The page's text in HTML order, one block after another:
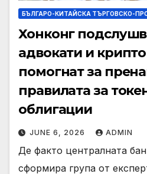
БЪЛГАРО-КИТАЙСКА ТЪРГОВСКО-
Хонконг
адвокати и
помогнат за
правилата за
облигации
JUNE 6, 2026 ADMIN
Де факто централната
сформира група от